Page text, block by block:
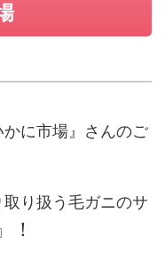
に市場』さんのご
取り扱う毛ガニのサ
』！